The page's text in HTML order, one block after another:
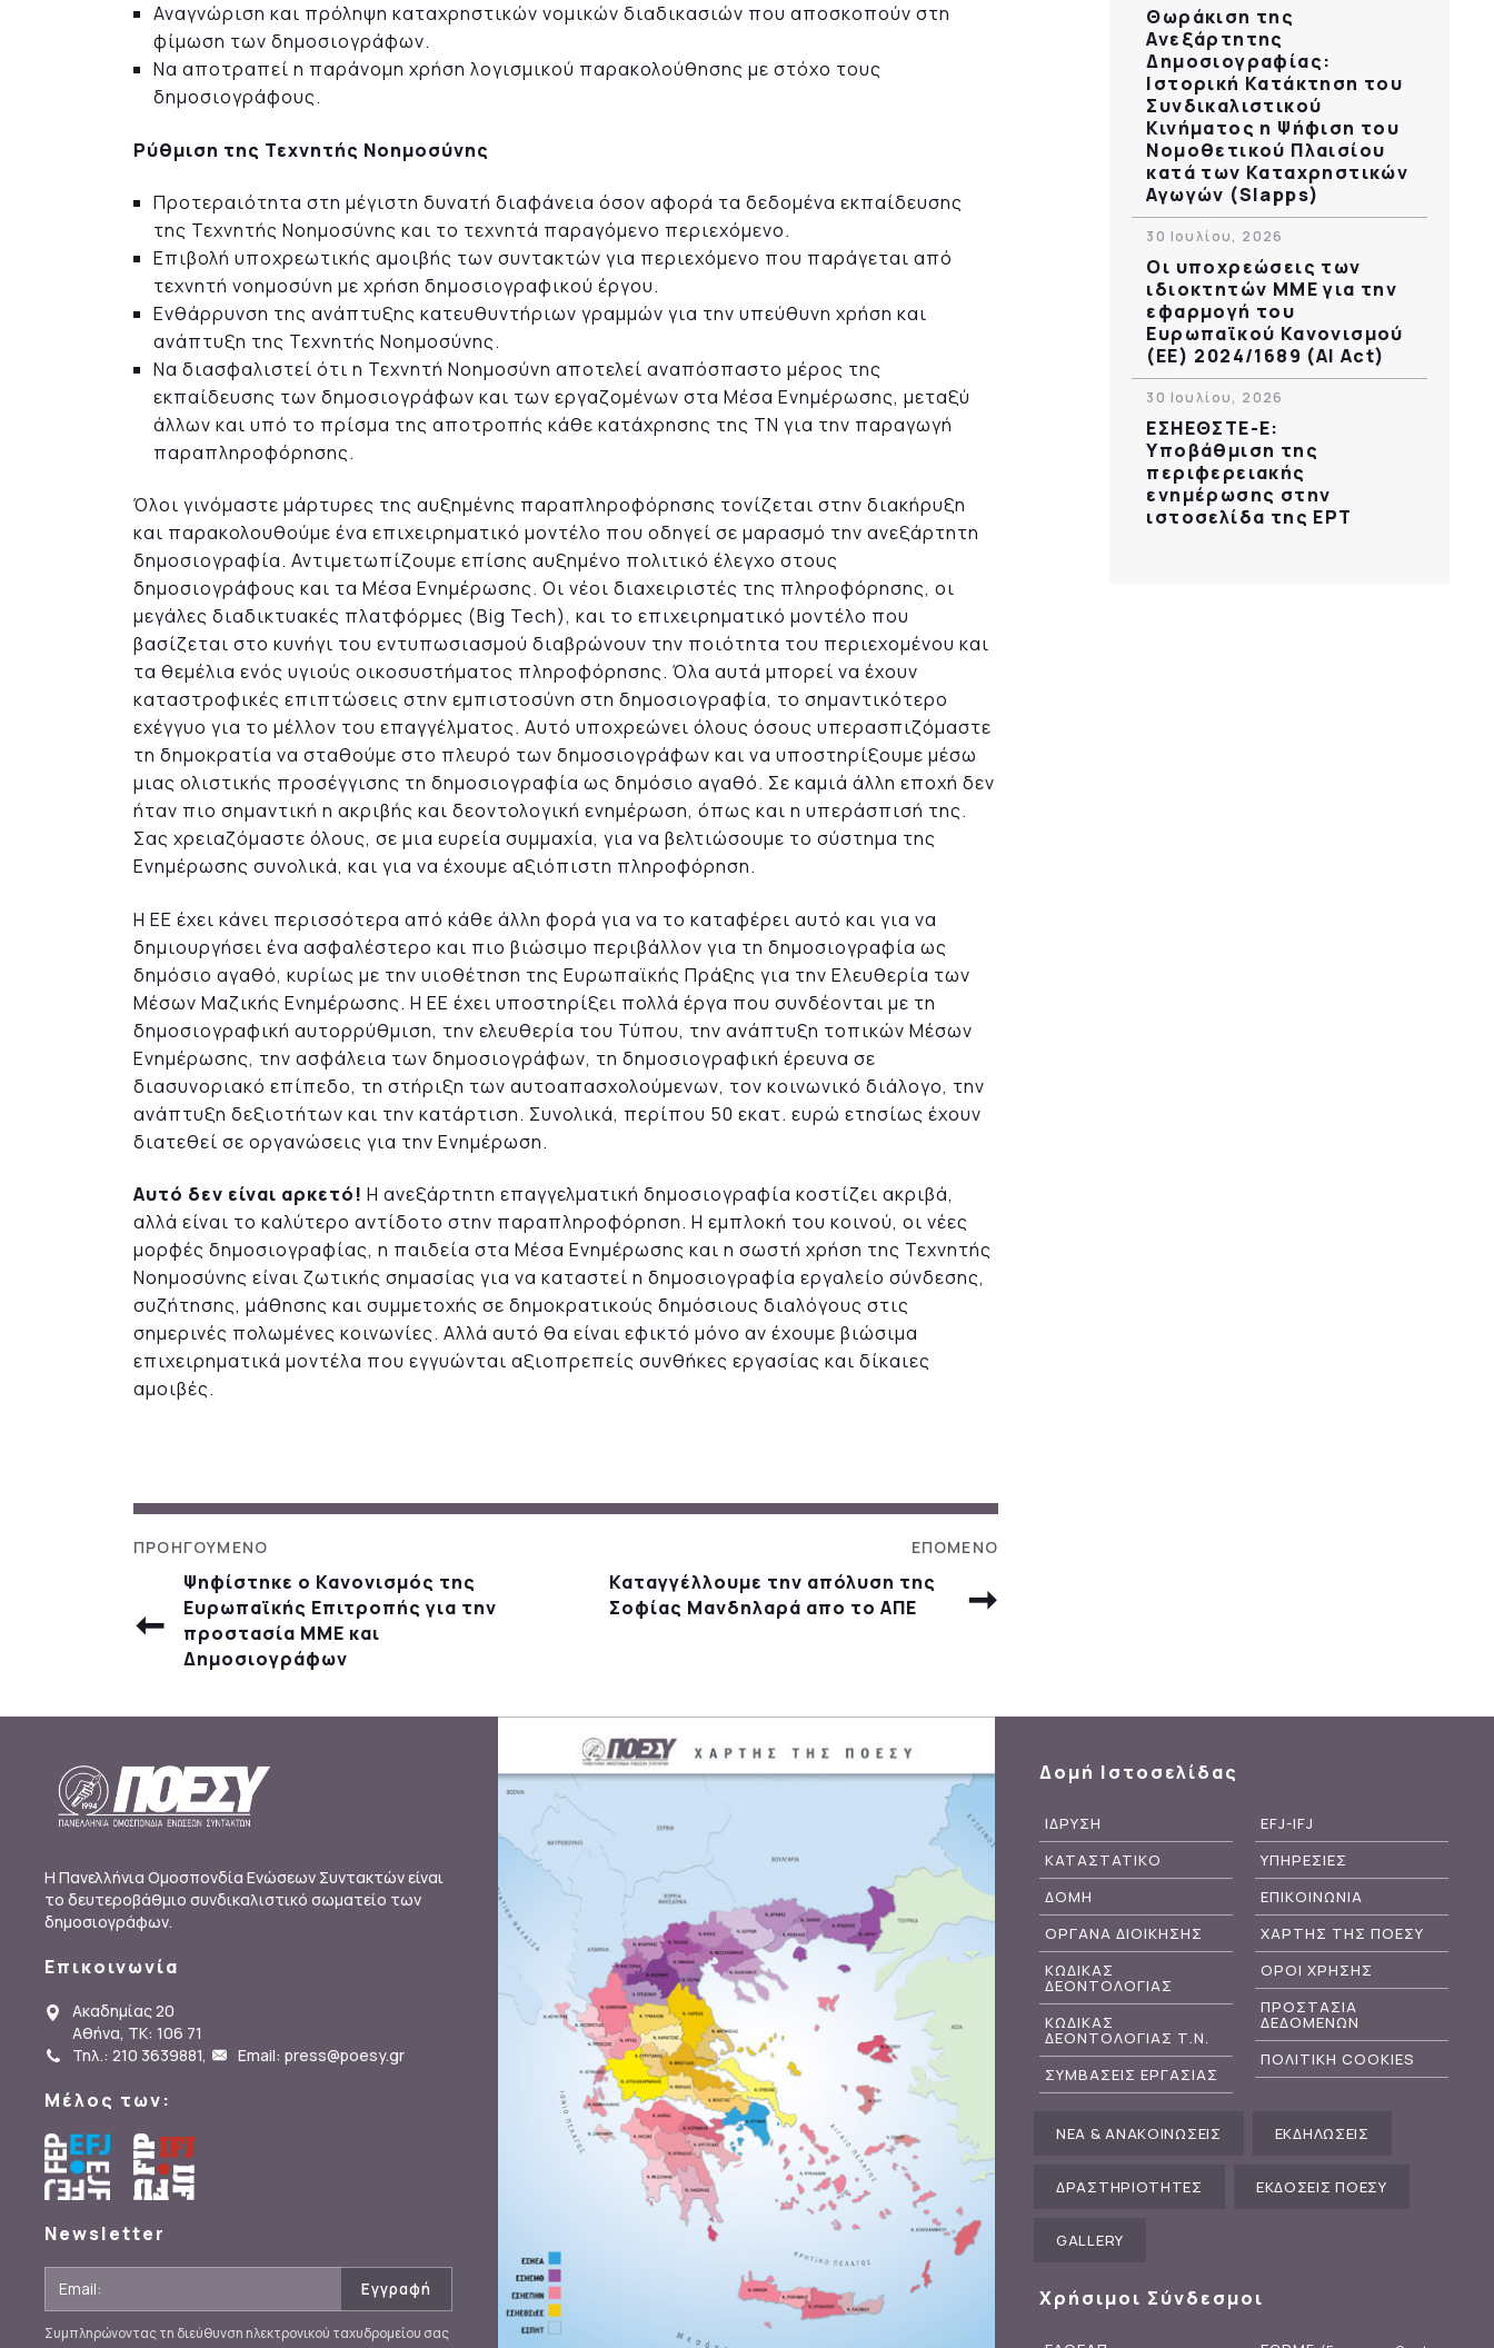
Αναγνώριση και πρόληψη καταχρηστικών νομικών διαδικασιών που αποσκοπούν στη
φίμωση των δημοσιογράφων.
Να αποτραπεί η παράνομη χρήση λογισμικού παρακολούθησης με στόχο τους
δημοσιογράφους.
Ρύθμιση της Τεχνητής Νοημοσύνης
Προτεραιότητα στη μέγιστη δυνατή διαφάνεια όσον αφορά τα δεδομένα εκπαίδευσης
της Τεχνητής Νοημοσύνης και το τεχνητά παραγόμενο περιεχόμενο.
Επιβολή υποχρεωτικής αμοιβής των συντακτών για περιεχόμενο που παράγεται από
τεχνητή νοημοσύνη με χρήση δημοσιογραφικού έργου.
Ενθάρρυνση της ανάπτυξης κατευθυντήριων γραμμών για την υπεύθυνη χρήση και
ανάπτυξη της Τεχνητής Νοημοσύνης.
Να διασφαλιστεί ότι η Τεχνητή Νοημοσύνη αποτελεί αναπόσπαστο μέρος της
εκπαίδευσης των δημοσιογράφων και των εργαζομένων στα Μέσα Ενημέρωσης, μεταξύ
άλλων και υπό το πρίσμα της αποτροπής κάθε κατάχρησης της ΤΝ για την παραγωγή
παραπληροφόρησης.
Όλοι γινόμαστε μάρτυρες της αυξημένης παραπληροφόρησης τονίζεται στην διακήρυξη
και παρακολουθούμε ένα επιχειρηματικό μοντέλο που οδηγεί σε μαρασμό την ανεξάρτητη
δημοσιογραφία. Αντιμετωπίζουμε επίσης αυξημένο πολιτικό έλεγχο στους
δημοσιογράφους και τα Μέσα Ενημέρωσης. Οι νέοι διαχειριστές της πληροφόρησης, οι
μεγάλες διαδικτυακές πλατφόρμες (Big Tech), και το επιχειρηματικό μοντέλο που
βασίζεται στο κυνήγι του εντυπωσιασμού διαβρώνουν την ποιότητα του περιεχομένου και
τα θεμέλια ενός υγιούς οικοσυστήματος πληροφόρησης. Όλα αυτά μπορεί να έχουν
καταστροφικές επιπτώσεις στην εμπιστοσύνη στη δημοσιογραφία, το σημαντικότερο
εχέγγυο για το μέλλον του επαγγέλματος. Αυτό υποχρεώνει όλους όσους υπερασπιζόμαστε
τη δημοκρατία να σταθούμε στο πλευρό των δημοσιογράφων και να υποστηρίξουμε μέσω
μιας ολιστικής προσέγγισης τη δημοσιογραφία ως δημόσιο αγαθό. Σε καμιά άλλη εποχή δεν
ήταν πιο σημαντική η ακριβής και δεοντολογική ενημέρωση, όπως και η υπεράσπισή της.
Σας χρειαζόμαστε όλους, σε μια ευρεία συμμαχία, για να βελτιώσουμε το σύστημα της
Ενημέρωσης συνολικά, και για να έχουμε αξιόπιστη πληροφόρηση.
Η ΕΕ έχει κάνει περισσότερα από κάθε άλλη φορά για να το καταφέρει αυτό και για να
δημιουργήσει ένα ασφαλέστερο και πιο βιώσιμο περιβάλλον για τη δημοσιογραφία ως
δημόσιο αγαθό, κυρίως με την υιοθέτηση της Ευρωπαϊκής Πράξης για την Ελευθερία των
Μέσων Μαζικής Ενημέρωσης. Η ΕΕ έχει υποστηρίξει πολλά έργα που συνδέονται με τη
δημοσιογραφική αυτορρύθμιση, την ελευθερία του Τύπου, την ανάπτυξη τοπικών Μέσων
Ενημέρωσης, την ασφάλεια των δημοσιογράφων, τη δημοσιογραφική έρευνα σε
διασυνοριακό επίπεδο, τη στήριξη των αυτοαπασχολούμενων, τον κοινωνικό διάλογο, την
ανάπτυξη δεξιοτήτων και την κατάρτιση. Συνολικά, περίπου 50 εκατ. ευρώ ετησίως έχουν
διατεθεί σε οργανώσεις για την Ενημέρωση.
Αυτό δεν είναι αρκετό! Η ανεξάρτητη επαγγελματική δημοσιογραφία κοστίζει ακριβά,
αλλά είναι το καλύτερο αντίδοτο στην παραπληροφόρηση. Η εμπλοκή του κοινού, οι νέες
μορφές δημοσιογραφίας, η παιδεία στα Μέσα Ενημέρωσης και η σωστή χρήση της Τεχνητής
Νοημοσύνης είναι ζωτικής σημασίας για να καταστεί η δημοσιογραφία εργαλείο σύνδεσης,
συζήτησης, μάθησης και συμμετοχής σε δημοκρατικούς δημόσιους διαλόγους στις
σημερινές πολωμένες κοινωνίες. Αλλά αυτό θα είναι εφικτό μόνο αν έχουμε βιώσιμα
επιχειρηματικά μοντέλα που εγγυώνται αξιοπρεπείς συνθήκες εργασίας και δίκαιες
αμοιβές.
Ψηφίστηκε ο Κανονισμός της
Ευρωπαϊκής Επιτροπής για την
προστασία ΜΜΕ και
Δημοσιογράφων
Καταγγέλλουμε την απόλυση της
Σοφίας Μανδηλαρά απο το ΑΠΕ
Θωράκιση της
Ανεξάρτητης
Δημοσιογραφίας:
Ιστορική Κατάκτηση του
Συνδικαλιστικού
Κινήματος η Ψήφιση του
Νομοθετικού Πλαισίου
κατά των Καταχρηστικών
Αγωγών (Slapps)
30 Ιουλίου, 2026
Οι υποχρεώσεις των
ιδιοκτητών ΜΜΕ για την
εφαρμογή του
Ευρωπαϊκού Κανονισμού
(ΕΕ) 2024/1689 (AI Act)
30 Ιουλίου, 2026
ΕΣΗΕΘΣΤΕ-Ε:
Υποβάθμιση της
περιφερειακής
ενημέρωσης στην
ιστοσελίδα της ΕΡΤ
Η Πανελλήνια Ομοσπονδία Ενώσεων Συντακτών είναι
το δευτεροβάθμιο συνδικαλιστικό σωματείο των
δημοσιογράφων.
Επικοινωνία
Ακαδημίας 20
Αθήνα, ΤΚ: 106 71
Τηλ.: 210 3639881, Email: press@poesy.gr
Μέλος των:
Newsletter
Συμπληρώνοντας τη διεύθυνση ηλεκτρονικού ταχυδρομείου σας
Δομή Ιστοσελίδας
ΙΔΡΥΣΗ
ΚΑΤΑΣΤΑΤΙΚΟ
ΔΟΜΗ
ΟΡΓΑΝΑ ΔΙΟΙΚΗΣΗΣ
ΚΩΔΙΚΑΣ
ΔΕΟΝΤΟΛΟΓΙΑΣ
ΚΩΔΙΚΑΣ
ΔΕΟΝΤΟΛΟΓΙΑΣ Τ.Ν.
ΣΥΜΒΑΣΕΙΣ ΕΡΓΑΣΙΑΣ
EFJ-IFJ
ΥΠΗΡΕΣΙΕΣ
ΕΠΙΚΟΙΝΩΝΙΑ
ΧΑΡΤΗΣ ΤΗΣ ΠΟΕΣΥ
ΟΡΟΙ ΧΡΗΣΗΣ
ΠΡΟΣΤΑΣΙΑ
ΔΕΔΟΜΕΝΩΝ
ΠΟΛΙΤΙΚΗ COOKIES
ΝΕΑ & ΑΝΑΚΟΙΝΩΣΕΙΣ ΕΚΔΗΛΩΣΕΙΣ
ΔΡΑΣΤΗΡΙΟΤΗΤΕΣ ΕΚΔΟΣΕΙΣ ΠΟΕΣΥ
GALLERY
Χρήσιμοι Σύνδεσμοι